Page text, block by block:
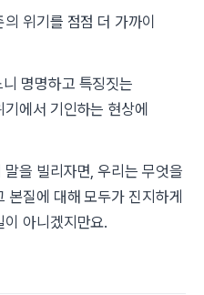
위기를 점점 더 가까이
명명하고 특징짓는
에서 기인하는 현상에
을 빌리자면, 우리는 무엇을
질에 대해 모두가 진지하게
아니겠지만요.